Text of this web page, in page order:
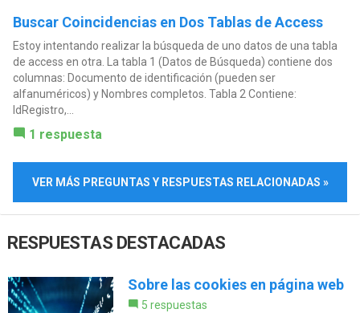
Buscar Coincidencias en Dos Tablas de Access
Estoy intentando realizar la búsqueda de uno datos de una tabla
de access en otra. La tabla 1 (Datos de Búsqueda) contiene dos
columnas: Documento de identificación (pueden ser
alfanuméricos) y Nombres completos. Tabla 2 Contiene:
IdRegistro,...
1 respuesta
VER MÁS PREGUNTAS Y RESPUESTAS RELACIONADAS »
RESPUESTAS DESTACADAS
Sobre las cookies en página web
5 respuestas